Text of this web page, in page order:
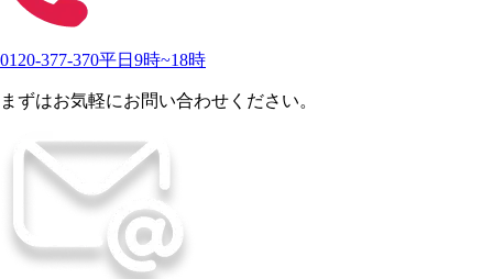
0120-377-370平日9時~18時
まずはお気軽にお問い合わせください。